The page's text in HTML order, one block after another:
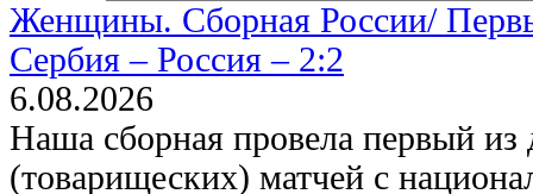
Женщины. Сборная России/
Сербия – Россия – 2:2
6.08.2026
Наша сборная провела первый из
(товарищеских) матчей с